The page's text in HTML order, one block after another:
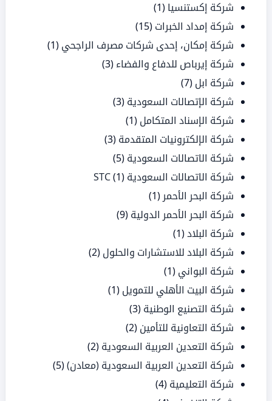
شركة إكستنسيا (1)
شركة إمداد الخبرات (15)
شركة إمكان، إحدى شركات مصرف الراجحي (1)
شركة إيرباص للدفاع والفضاء (3)
شركة ابل (7)
شركة الإتصالات السعودية (3)
شركة الإسناد المتكامل (1)
شركة الإلكترونيات المتقدمة (3)
شركة الاتصالات السعودية (5)
شركة الاتصالات السعودية STC (1)
شركة البحر الأحمر (1)
شركة البحر الأحمر الدولية (9)
شركة البلاد(1)
شركة البلاد للاستشارات والحلول (2)
شركة البواني (1)
شركة البيت الأهلي للتمويل (1)
شركة التصنيع الوطنية (3)
شركة التعاونية للتأمين (2)
شركة التعدين العربية السعودية (2)
شركة التعدين العربية السعودية (معادن)(5)
شركة التعليمية (4)